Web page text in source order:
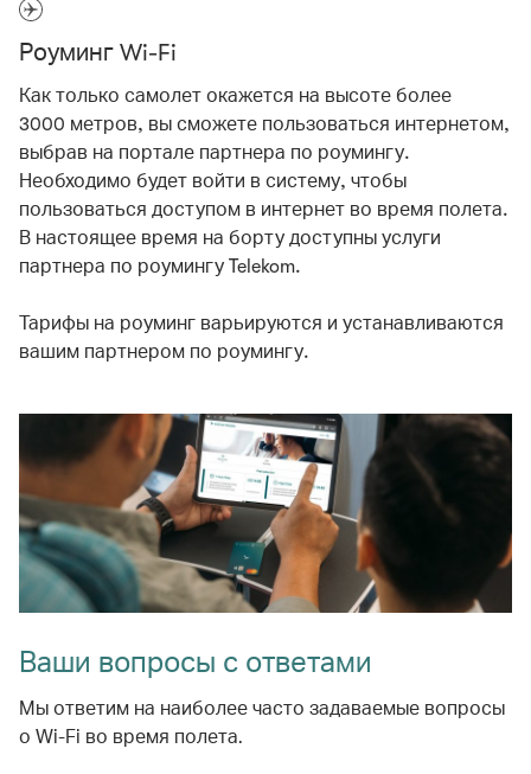
Роуминг Wi-Fi
Как только самолет окажется на высоте более
3000 метров, вы сможете пользоваться интернетом,
выбрав на портале партнера по роумингу.
Необходимо будет войти в систему, чтобы
пользоваться доступом в интернет во время полета.
В настоящее время на борту доступны услуги
партнера по роумингу Telekom.
Тарифы на роуминг варьируются и устанавливаются
вашим партнером по роумингу.
Ваши вопросы с ответами
Мы ответим на наиболее часто задаваемые вопросы
о Wi-Fi во время полета.